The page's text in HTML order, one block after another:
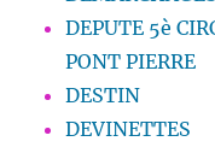
DEPUTE 5è
PONT PIERRE
DESTIN
DEVINETTES